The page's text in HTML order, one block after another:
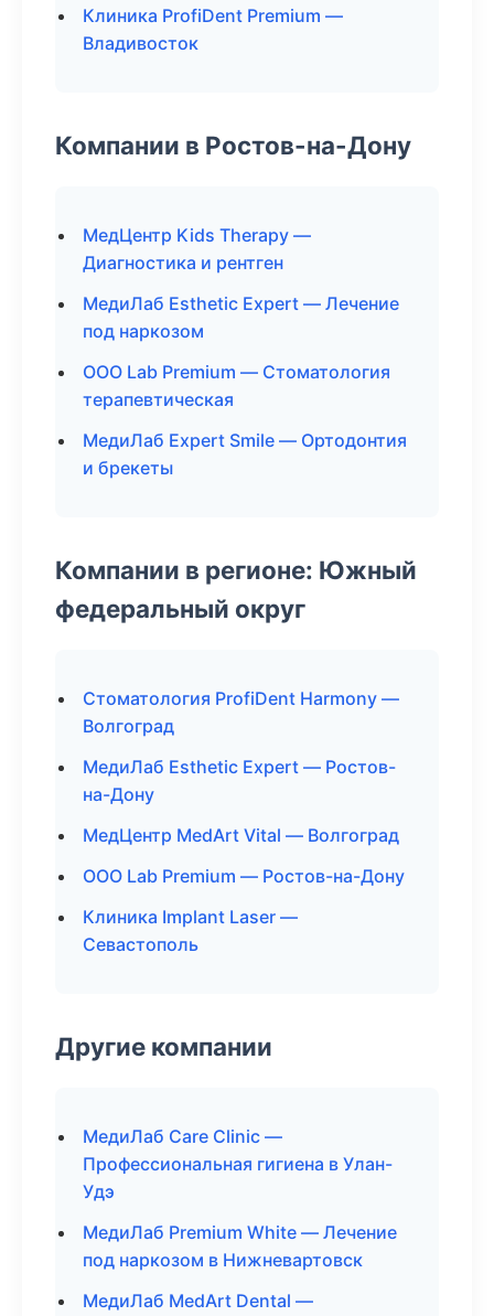
Клиника ProfiDent Premium —
Владивосток
Компании в Ростов-на-Дону
МедЦентр Kids Therapy —
Диагностика и рентген
МедиЛаб Esthetic Expert — Лечение
под наркозом
ООО Lab Premium — Стоматология
терапевтическая
МедиЛаб Expert Smile — Ортодонтия
и брекеты
Компании в регионе: Южный
федеральный округ
Стоматология ProfiDent Harmony —
Волгоград
МедиЛаб Esthetic Expert — Ростов-
на-Дону
МедЦентр MedArt Vital — Волгоград
ООО Lab Premium — Ростов-на-Дону
Клиника Implant Laser —
Севастополь
Другие компании
МедиЛаб Care Clinic —
Профессиональная гигиена в Улан-
Удэ
МедиЛаб Premium White — Лечение
под наркозом в Нижневартовск
МедиЛаб MedArt Dental —